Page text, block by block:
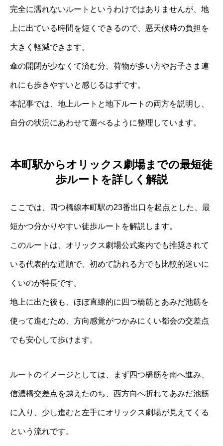
完全に濡れないルートというわけではありませんが、地
上に出ている時間を短くできるので、悪天候時の負担を
大きく軽減できます。
傘の開閉が少なくて済む分、荷物が多い方やお子さま連
れにも歩きやすいと感じるはずです。
本記事では、地上ルートと地下ルートの両方を説明し、
自分の状況にあわせて選べるように整理しています。
本町駅からオリックス劇場までの最短徒
歩ルートを詳しく解説
ここでは、四つ橋線本町駅の23番出口を起点とした、最
短かつ分かりやすい徒歩ルートを解説します。
このルートは、オリックス劇場公式案内でも推奨されて
いる代表的な道順で、初めて訪れる方でも比較的迷いに
くいのが特長です。
地上に出た後も、ほぼ直線的に四つ橋筋とあみだ池筋を
使って進むため、方向感覚がつかみにくい都会の交差点
でも安心して歩けます。
ルートのイメージとしては、まず四つ橋筋を南へ進み、
信濃橋交差点を越えたのち、西方向へ折れてあみだ池筋
に入り、少し進むと左手にオリックス劇場が見えてくる
という流れです。